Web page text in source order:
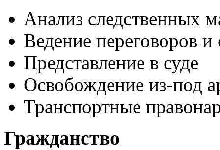
Анализ следственных
Ведение переговоров
Представление в суде
Освобождение из-под
Транспортные
Гражданство